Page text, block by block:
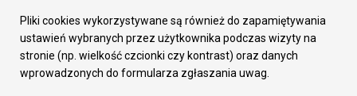
Gospodarka
Fundusze europejskie
Środki krajowe
Oferty inwestycyjne
Pliki cookies wykorzystywane są również do zapamiętywania
ustawień wybranych przez użytkownika podczas wizyty na
stronie (np. wielkość czcionki czy kontrast) oraz danych
wprowadzonych do formularza zgłaszania uwag.